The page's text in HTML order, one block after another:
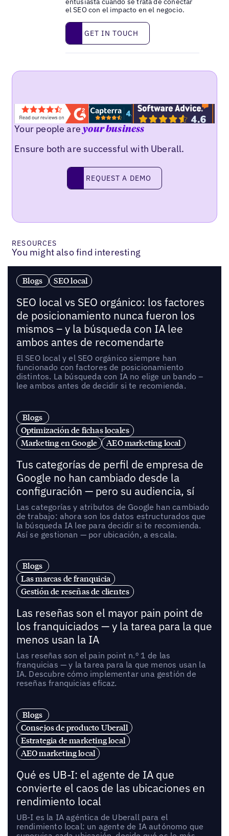
el SEO con el impacto en el negocio.
Get in touch
GET IN TOUCH
Your people areyour business
Ensure both are successful with Uberall.
Request a demo
REQUEST A DEMO
RESOURCES
You might also find interesting
Blogs SEO local
SEO local vs SEO orgánico: los factores
de posicionamiento nunca fueron los
mismos – y la búsqueda con IA lee
ambos antes de recomendarte
El SEO local y el SEO orgánico siempre han
funcionado con factores de posicionamiento
distintos. La búsqueda con IA no elige un bando –
lee ambos antes de decidir si te recomienda.
Blogs
Optimización de fichas locales
Marketing en Google
AEO marketing local
Tus categorías de perfil de empresa de
Google no han cambiado desde la
configuración — pero su audiencia, sí
Las categorías y atributos de Google han cambiado
de trabajo: ahora son los datos estructurados que
la búsqueda IA lee para decidir si te recomienda.
Así se gestionan — por ubicación, a escala.
Blogs
Las marcas de franquicia
Gestión de reseñas de clientes
Las reseñas son el mayor pain point de
los franquiciados — y la tarea para la que
menos usan la IA
Las reseñas son el pain point n.º 1 de las
franquicias — y la tarea para la que menos usan la
IA. Descubre cómo implementar una gestión de
reseñas franquicias eficaz.
Blogs
Consejos de producto Uberall
Estrategia de marketing local
AEO marketing local
Qué es UB-I: el agente de IA que
convierte el caos de las ubicaciones en
rendimiento local
UB-I es la IA agéntica de Uberall para el
rendimiento local: un agente de IA autónomo que